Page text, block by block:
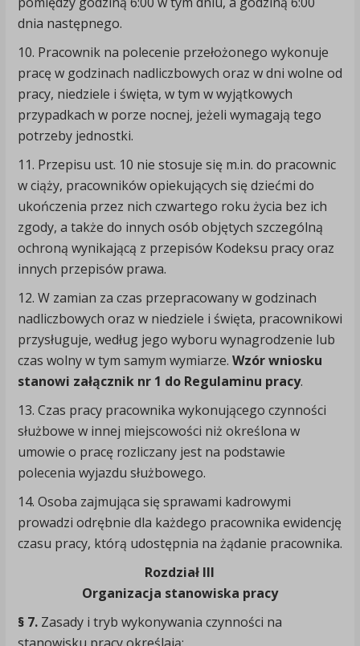
dnia następnego.
10. Pracownik na polecenie przełożonego wykonuje
pracę w godzinach nadliczbowych oraz w dni wolne od
pracy, niedziele i święta, w tym w wyjątkowych
przypadkach w porze nocnej, jeżeli wymagają tego
potrzeby jednostki.
11. Przepisu ust. 10 nie stosuje się m.in. do pracownic
w ciąży, pracowników opiekujących się dziećmi do
ukończenia przez nich czwartego roku życia bez ich
zgody, a także do innych osób objętych szczególną
ochroną wynikającą z przepisów Kodeksu pracy oraz
innych przepisów prawa.
12. W zamian za czas przepracowany w godzinach
nadliczbowych oraz w niedziele i święta, pracownikowi
przysługuje, według jego wyboru wynagrodzenie lub
czas wolny w tym samym wymiarze. Wzór wniosku
stanowi załącznik nr 1 do Regulaminu pracy.
13. Czas pracy pracownika wykonującego czynności
służbowe w innej miejscowości niż określona w
umowie o pracę rozliczany jest na podstawie
polecenia wyjazdu służbowego.
14. Osoba zajmująca się sprawami kadrowymi
prowadzi odrębnie dla każdego pracownika ewidencję
czasu pracy, którą udostępnia na żądanie pracownika.
Rozdział III
Organizacja stanowiska pracy
§ 7. Zasady i tryb wykonywania czynności na